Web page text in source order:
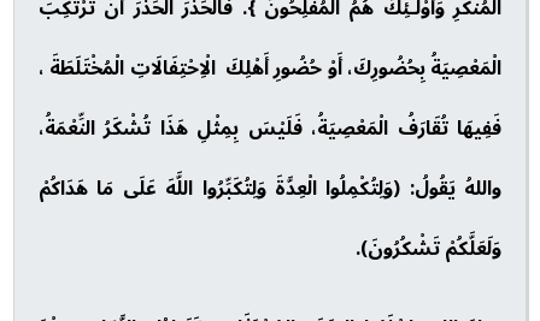
الْمَعْصِيَةُ بِحُضُورِكَ، أَوْ حُضُورِ أَهْلِكَ الْاِحْتِفَالَاتِ الْمُخْتَلَطَةَ ،
فَفِيهَا تُقَارَفُ الْمَعْصِيَةُ، فَلَيْسَ بِمِثْلِ هَذَا تُشْكَرُ النِّعْمَةُ،
واللهُ يَقُولُ: (وَلِتُكْمِلُوا الْعِدَّةَ وَلِتُكَبِّرُوا اللَّهَ عَلَى مَا هَدَاكُمْ
وَلَعَلَّكُمْ تَشْكُرُونَ).